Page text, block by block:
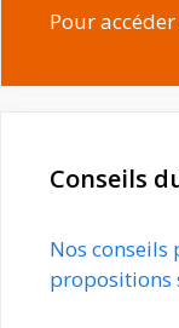
Pour
Conseils
Nos conseils
propositions